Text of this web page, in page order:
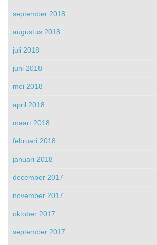
september 2018
augustus 2018
juli 2018
juni 2018
mei 2018
april 2018
maart 2018
februari 2018
januari 2018
december 2017
november 2017
oktober 2017
september 2017